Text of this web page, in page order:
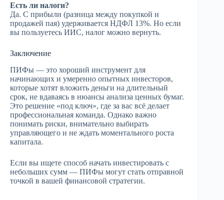
Есть ли налоги?
Да. С прибыли (разница между покупкой и
продажей пая) удерживается НДФЛ 13%. Но если
вы пользуетесь ИИС, налог можно вернуть.
Заключение
ПИФы — это хороший инструмент для
начинающих и умеренно опытных инвесторов,
которые хотят вложить деньги на длительный
срок, не вдаваясь в нюансы анализа ценных бумаг.
Это решение «под ключ», где за вас всё делает
профессиональная команда. Однако важно
понимать риски, внимательно выбирать
управляющего и не ждать моментального роста
капитала.
Если вы ищете способ начать инвестировать с
небольших сумм — ПИФы могут стать отправной
точкой в вашей финансовой стратегии.